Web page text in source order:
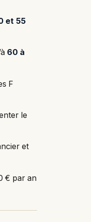
et 55
60 à
F
le
et
€ par an